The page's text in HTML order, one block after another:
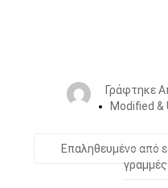
Γράφτηκε
Modified &
Επαληθευμένο από